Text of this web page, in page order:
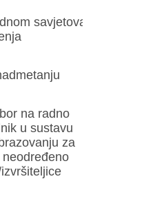
savjetovanju –
na radno
u sustavu
za